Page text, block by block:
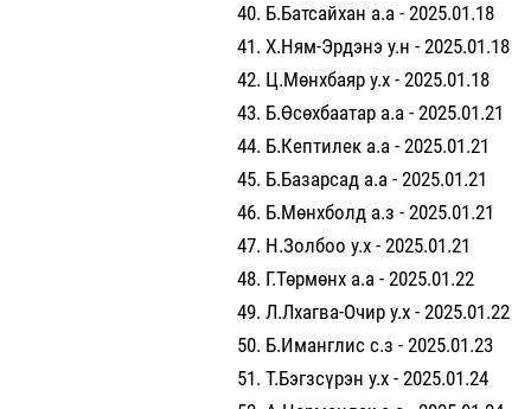
Б.Батсайхан а.а - 2025.01.18
Х.Ням-Эрдэнэ у.н - 2025.01.18
Ц.Мөнхбаяр у.х - 2025.01.18
Б.Өсөхбаатар а.а - 2025.01.21
Б.Кептилек а.а - 2025.01.21
Б.Базарсад а.а - 2025.01.21
Б.Мөнхболд а.з - 2025.01.21
Н.Золбоо у.х - 2025.01.21
Г.Төрмөнх а.а - 2025.01.22
Л.Лхагва-Очир у.х - 2025.01.22
Б.Иманглис с.з - 2025.01.23
Т.Бэгзсүрэн у.х - 2025.01.24